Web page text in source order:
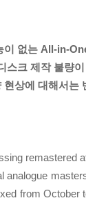
없는 All-in-
스크 제작 불량
상에 대해서
remastered
analogue
from